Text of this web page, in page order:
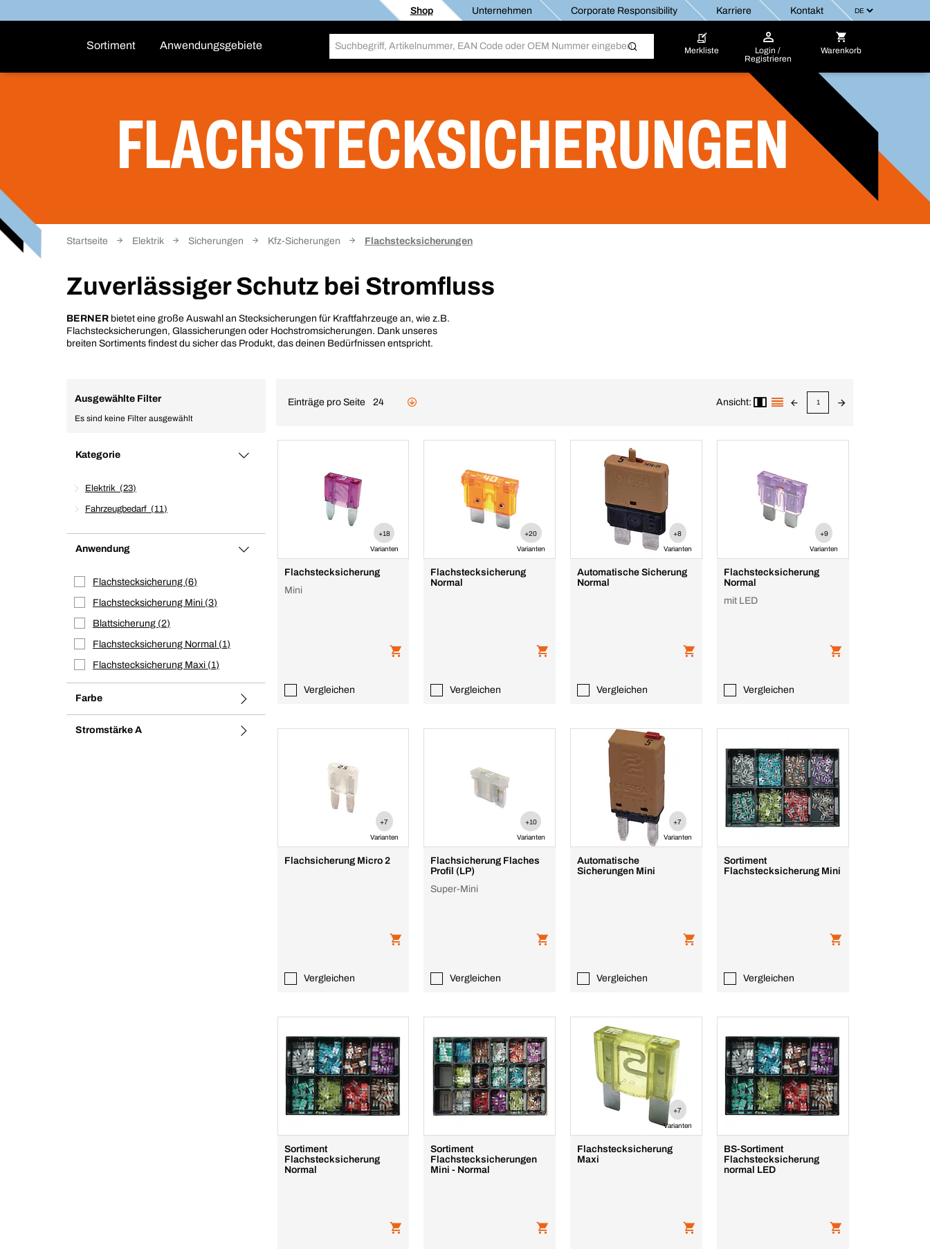
Shop Unternehmen Corporate Responsibility Karriere Kontakt
Sortiment Anwendungsgebiete Merkliste
Login /
Registrieren
Warenkorb
FLACHSTECKSICHERUNGEN
Startseite Elektrik Sicherungen Kfz-Sicherungen Flachstecksicherungen
Zuverlässiger Schutz bei Stromfluss
BERNER bietet eine große Auswahl an Stecksicherungen für Kraftfahrzeuge an, wie z.B.
Flachstecksicherungen, Glassicherungen oder Hochstromsicherungen. Dank unseres
breiten Sortiments findest du sicher das Produkt, das deinen Bedürfnissen entspricht.
Ausgewählte Filter
Es sind keine Filter ausgewählt
Kategorie
Elektrik 23
Fahrzeugbedarf 11
Anwendung
Flachstecksicherung 6
Flachstecksicherung Mini 3
Blattsicherung 2
Flachstecksicherung Normal
1
Flachstecksicherung Maxi 1
Farbe
Stromstärke A
Einträge pro Seite 24 Ansicht: 1
+18
Varianten
Flachstecksicherung
Mini
Vergleichen
+20
Varianten
Flachstecksicherung
Normal
Vergleichen
+8
Varianten
Automatische Sicherung
Normal
Vergleichen
+9
Varianten
Flachstecksicherung
Normal
mit LED
Vergleichen
+7
Varianten
Flachsicherung Micro 2
Vergleichen
+10
Varianten
Flachsicherung Flaches
Profil (LP)
Super-Mini
Vergleichen
+7
Varianten
Automatische
Sicherungen Mini
Vergleichen
Sortiment
Flachstecksicherung Mini
Vergleichen
Sortiment
Flachstecksicherung
Normal
Sortiment
Flachstecksicherungen
Mini - Normal
+7
Varianten
Flachstecksicherung
Maxi
BS-Sortiment
Flachstecksicherung
normal LED